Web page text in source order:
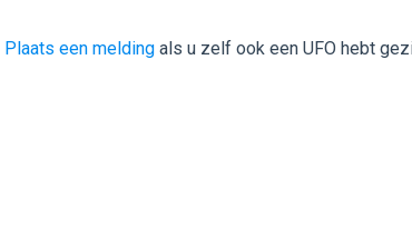
Plaats een melding als u zelf ook een UFO hebt